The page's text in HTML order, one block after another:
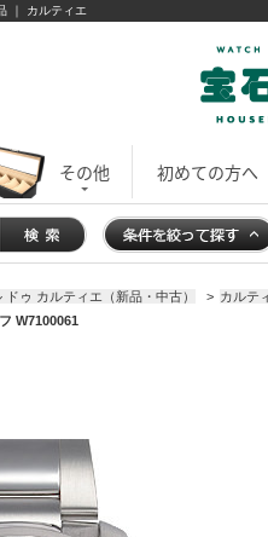
｜ カルティエ
その他 初めての方へ
ゥ カルティエ（新品・中古） > カルテ
W7100061